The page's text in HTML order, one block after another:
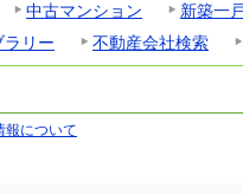
中古マンション 新築一
ラリー
不動産会社検索
報について